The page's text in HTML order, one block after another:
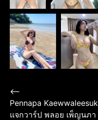
Post
navigation
⟵
Pennapa Kaewwaleesuk
แจกวาร์ป พลอย เพ็ญนภา